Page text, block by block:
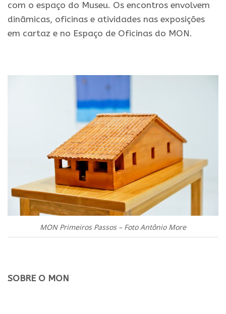
com o espaço do Museu. Os encontros envolvem
dinâmicas, oficinas e atividades nas exposições
em cartaz e no Espaço de Oficinas do MON.
MON Primeiros Passos – Foto Antônio More
SOBRE O MON